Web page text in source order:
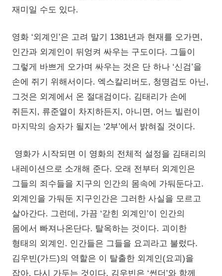
재미일 수도 있다.
영화 ‘외계인’은 고려 말기 1381년과 현재를 오가면,
인간과 외계인이 뒤엉켜 싸우는 구도이다. 그들이
그렇게 바쁘게 오가며 싸우는 것은 단 하나 ‘신검’을
손에 쥐기 위해서이다. 엑스칼리버도, 청명검도 아닌,
그것은 외계에서 온 절대검이다. 김태리가 손에
쥐든지, 류준열이 차지하든지, 아니면, 어느 빌런이
마지막의 승자가 될지는 ‘2부’에서 밝혀질 것이다.
영화가 시작되면 이 영화의 전체적 설정을 김태리의
내레이션으로 소개해 준다. 오래 전부터 외계인은
그들의 죄수들을 지구의 인간의 몸속에 가둬둔다고.
외계인을 가둬둔 지구인간은 그러한 사실을 모르고
살아간다. 그런데, 가끔 ‘갇힌 외계인’이 인간의
몸에서 빠져나온단다. 탈옥하는 것이다. 괴이한
형태의 외계인. 인간들은 그들을 요괴라고 불렀다.
김우빈(가드)의 역할은 이 탈출한 외계인(요괴)을
잡아, 다시 가두는 것이다. 김우빈은 ‘썬더’와 함께